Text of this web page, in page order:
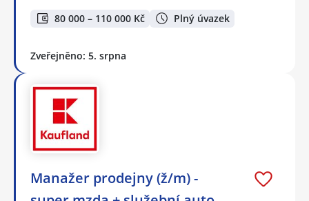
80 000 – 110 000 Kč Plný úvazek
Zveřejněno: 5. srpna
Manažer prodejny (ž/m) -